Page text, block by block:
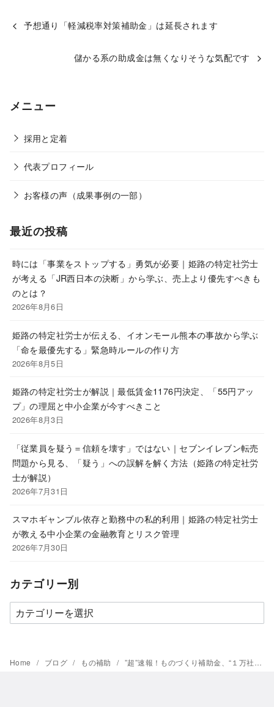
予想通り「軽減税率対策補助金」は延長されます
儲かる系の助成金は無くなりそうな気配です
メニュー
採用と定着
代表プロフィール
お客様の声（成果事例の一部）
最近の投稿
時には「事業をストップする」勇気が必要｜姫路の特定社労士
が考える「JR西日本の決断」から学ぶ、売上より優先すべきも
のとは？
2026年8月6日
姫路の特定社労士が伝える、イオンモール熊本の事故から学ぶ
「命を最優先する」緊急時ルールの作り方
2026年8月5日
姫路の特定社労士が解説｜最低賃金1176円決定、「55円アッ
プ」の理屈と中小企業が今すべきこと
2026年8月3日
「従業員を疑う＝信頼を壊す」ではない｜セブンイレブン転売
問題から見る、「疑う」への誤解を解く方法（姫路の特定社労
士が解説）
2026年7月31日
スマホギャンブル依存と勤務中の私的利用｜姫路の特定社労士
が教える中小企業の金融教育とリスク管理
2026年7月30日
カテゴリー別
カ
テ
リ
Home ブログ もの補助 ”超”速報！ものづくり補助金、“１万社支援”が復活 17年度補正予算1000億円